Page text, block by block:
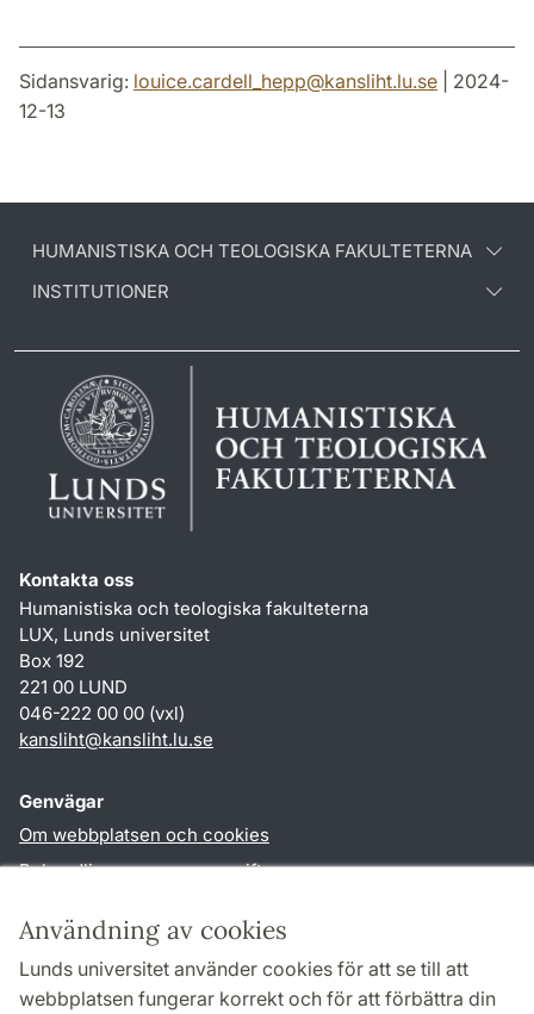
Användning av cookies
Lunds universitet använder cookies för att se till att
webbplatsen fungerar korrekt och för att förbättra din
Sidansvarig: louice.cardell_hepp@kansliht.lu.se | 2024-
12-13
HUMANISTISKA OCH TEOLOGISKA FAKULTETERNA
INSTITUTIONER
Kontakta oss
Humanistiska och teologiska fakulteterna
LUX, Lunds universitet
Box 192
221 00 LUND
046-222 00 00 (vxl)
kansliht@kansliht.lu.se
Genvägar
Om webbplatsen och cookies
Behandling av personuppgifter
TYPO3-login
Följ oss i sociala medier